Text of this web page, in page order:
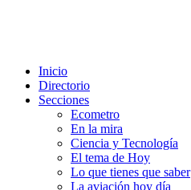
Inicio
Directorio
Secciones
Ecometro
En la mira
Ciencia y Tecnología
El tema de Hoy
Lo que tienes que saber
La aviación hoy día